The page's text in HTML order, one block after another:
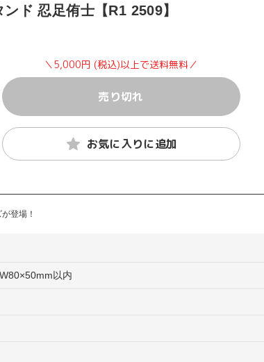
ド 忍足侑士【R1 2509】
＼5,000円 (税込)以上で送料無料／
売り切れ
お気に入りに追加
登場！
以内